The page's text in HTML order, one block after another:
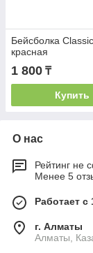
Бейсболка
красная
1 800 ₸
Купить
О нас
Рейтинг не
Менее 5
Работает с
г. Алматы
Алматы,